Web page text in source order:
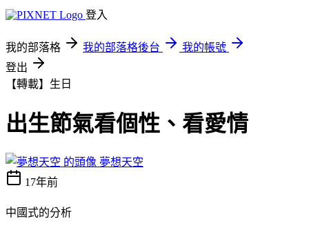
登入
我的部落格 我的部落格後台
我的帳號
登出
【轉載】生日
出生節氣看個性、看愛情
夢想天空
17年前
中國式的分析